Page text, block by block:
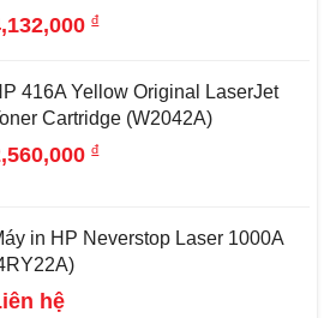
đ
416A Yellow Original LaserJet
Cartridge (W2042A)
đ
in HP Neverstop Laser 1000A
hệ